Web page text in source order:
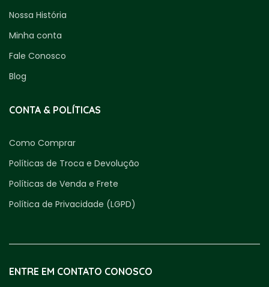
Nossa História
Minha conta
Fale Conosco
Blog
CONTA & POLÍTICAS
Como Comprar
Políticas de Troca e Devolução
Políticas de Venda e Frete
Política de Privacidade (LGPD)
ENTRE EM CONTATO CONOSCO